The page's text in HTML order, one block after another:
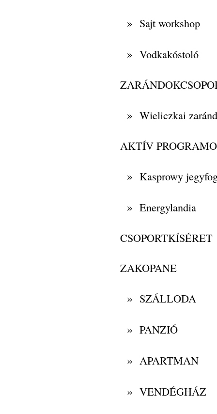
» Sajt workshop
» Vodkakóstoló
» Wieliczkai
AKTÍV
» Kasprowy
» Energylandia
CSOPORTKÍSÉRET
ZAKOPANE
» SZÁLLODA
» PANZIÓ
» APARTMAN
» VENDÉGHÁZ